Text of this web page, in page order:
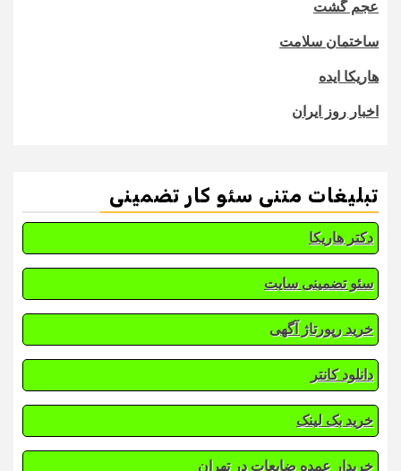
عجم گشت
ساختمان سلامت
هاریکا ایده
اخبار روز ایران
تبلیغات متنی سئو کار تضمینی
دکتر هاریکا
سئو تضمینی سایت
خرید رپورتاژ آگهی
دانلود کانتر
خرید بک لینک
خریدار عمده ضایعات در تهران